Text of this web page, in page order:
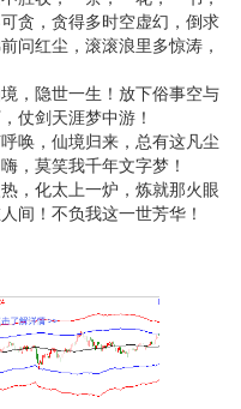
贪，贪得多时空虚幻，倒求
问红尘，滚滚浪里多惊涛，
隐世一生！放下俗事空与
仗剑天涯梦中游！
，仙境归来，总有这凡尘
，莫笑我千年文字梦！
化太上一炉，炼就那火眼
间！不负我这一世芳华！